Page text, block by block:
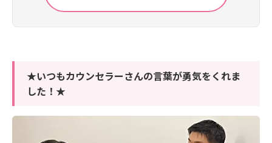
★いつもカウンセラーさんの言葉が勇気をくれま
した！★